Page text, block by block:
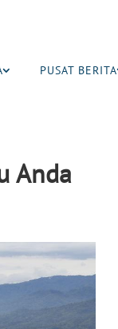
PUSAT BERITA
Anda